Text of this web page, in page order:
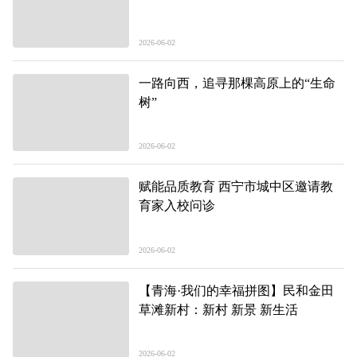
2026-06-02
一路向西，追寻那棵高原上的“生命
树”
2026-06-02
赋能品质教育 西宁市城中区邀请教
育家入校问诊
2026-06-02
【青海·我们的幸福拼图】民和金田
草滩新村：新村 新景 新生活
2026-06-02